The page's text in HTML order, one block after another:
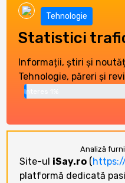
Tehnologie
Statistici
Informații, știri și
Tehnologie, păreri și
Interes 1%
Analiză
Site-ul iSay.ro (
platformă dedicată